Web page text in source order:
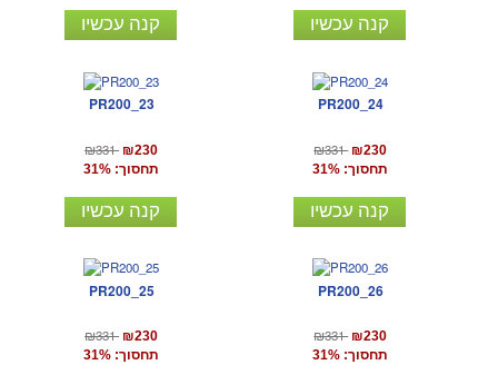
קנה עכשיו קנה עכשיו
PR200_23
₪331 ₪230
תחסוך: 31%
קנה עכשיו
PR200_24
₪331 ₪230
תחסוך: 31%
קנה עכשיו
PR200_25
₪331 ₪230
תחסוך: 31%
PR200_26
₪331 ₪230
תחסוך: 31%